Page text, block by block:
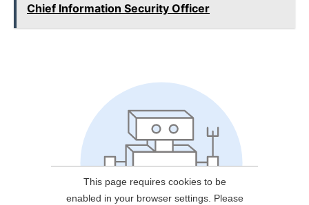
Chief Information Security Officer